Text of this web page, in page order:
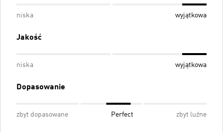
niska wyjątkowa
Jakość
niska wyjątkowa
Dopasowanie
zbyt dopasowane Perfect zbyt luźne